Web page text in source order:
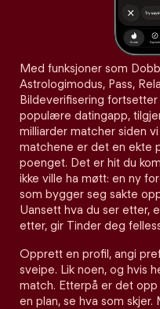
Med funksjoner som
Astrologimodus, Pass,
Bildeverifisering
populære datingapp,
milliarder matcher siden
matchene er det en ekte
poenget. Det er hit du
ikke ville ha møtt: en ny
som bygger seg sakte
Uansett hva du ser etter,
etter, gir Tinder deg
Opprett en profil, angi
sveipe. Lik noen, og hvis
match. Etterpå er det
en plan, se hva som skjer.